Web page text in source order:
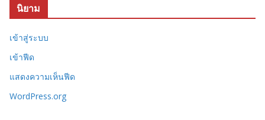
นิยาม
เข้าสู่ระบบ
เข้าฟีด
แสดงความเห็นฟีด
WordPress.org